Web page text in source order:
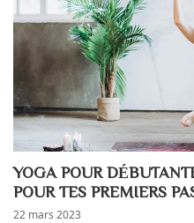
YOGA POUR
POUR TES PREMIERS
22 mars 2023